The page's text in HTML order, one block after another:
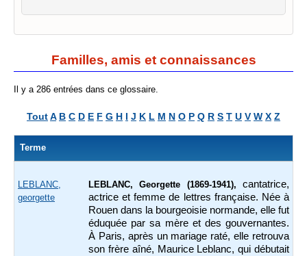
Familles, amis et connaissances
Il y a 286 entrées dans ce glossaire.
ToutA B C D E F G H I J K L M N O P Q R S T U V W X Z
Terme
LEBLANC,
georgette
LEBLANC, Georgette (1869-1941),
cantatrice,
actrice et femme de lettres française. Née à
Rouen dans la bourgeoisie normande, elle fut
éduquée par sa mère et des gouvernantes.
À Paris, après un mariage raté, elle retrouva
son frère aîné, Maurice Leblanc, qui débutait